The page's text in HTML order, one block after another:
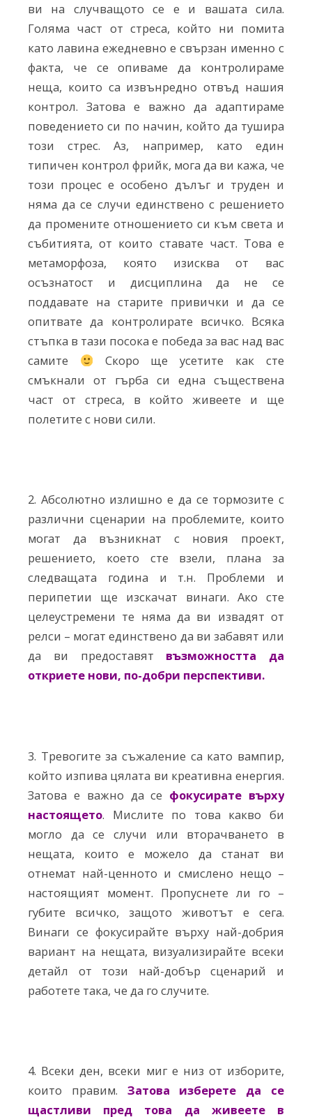
ви на случващото се е и вашата сила.
Голяма част от стреса, който ни помита
като лавина ежедневно е свързан именно с
факта, че се опиваме да контролираме
неща, които са извънредно отвъд нашия
контрол. Затова е важно да адаптираме
поведението си по начин, който да тушира
този стрес. Аз, например, като един
типичен контрол фрийк, мога да ви кажа, че
този процес е особено дълъг и труден и
няма да се случи единствено с решението
да промените отношението си към света и
събитията, от които ставате част. Това е
метаморфоза, която изисква от вас
осъзнатост и дисциплина да не се
поддавате на старите привички и да се
опитвате да контролирате всичко. Всяка
стъпка в тази посока е победа за вас над вас
самите
Скоро ще усетите как сте
смъкнали от гърба си една съществена
част от стреса, в който живеете и ще
полетите с нови сили.
2. Абсолютно излишно е да се тормозите с
различни сценарии на проблемите, които
могат да възникнат с новия проект,
решението, което сте взели, плана за
следващата година и т.н. Проблеми и
перипетии ще изскачат винаги. Ако сте
целеустремени те няма да ви извадят от
релси – могат единствено да ви забавят или
да ви предоставят възможността да
откриете нови, по-добри перспективи.
3. Тревогите за съжаление са като вампир,
който изпива цялата ви креативна енергия.
Затова е важно да се фокусирате върху
настоящето. Мислите по това какво би
могло да се случи или вторачването в
нещата, които е можело да станат ви
отнемат най-ценното и смислено нещо –
настоящият момент. Пропуснете ли го –
губите всичко, защото животът е сега.
Винаги се фокусирайте върху най-добрия
вариант на нещата, визуализирайте всеки
детайл от този най-добър сценарий и
работете така, че да го случите.
4. Всеки ден, всеки миг е низ от изборите,
които правим. Затова изберете да се
щастливи пред това да живеете в